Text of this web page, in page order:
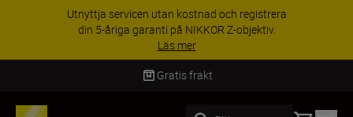
Utnyttja servicen utan kostnad och registrera
din 5-åriga garanti på NIKKOR Z-objektiv.
Läs mer
Gratis frakt